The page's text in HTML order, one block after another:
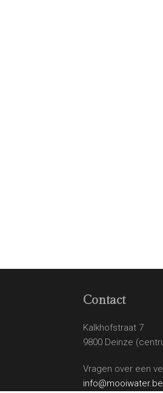
Contact
Kalkhofstraat 7
9800 Deinze
Vragen over een
info@mooiwater.be